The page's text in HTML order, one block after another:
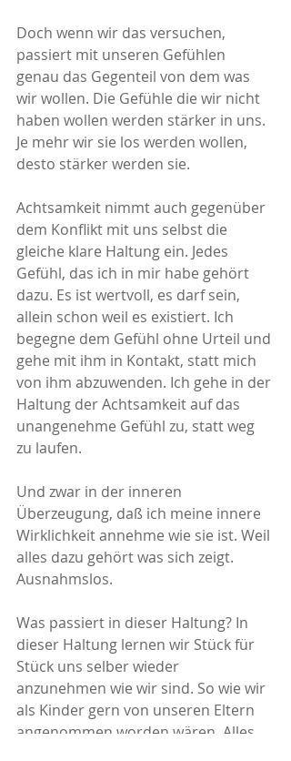
Doch wenn wir das versuchen,
passiert mit unseren Gefühlen
genau das Gegenteil von dem was
wir wollen. Die Gefühle die wir nicht
haben wollen werden stärker in uns.
Je mehr wir sie los werden wollen,
desto stärker werden sie.
Achtsamkeit nimmt auch gegenüber
dem Konflikt mit uns selbst die
gleiche klare Haltung ein. Jedes
Gefühl, das ich in mir habe gehört
dazu. Es ist wertvoll, es darf sein,
allein schon weil es existiert. Ich
begegne dem Gefühl ohne Urteil und
gehe mit ihm in Kontakt, statt mich
von ihm abzuwenden. Ich gehe in der
Haltung der Achtsamkeit auf das
unangenehme Gefühl zu, statt weg
zu laufen.
Und zwar in der inneren
Überzeugung, daß ich meine innere
Wirklichkeit annehme wie sie ist. Weil
alles dazu gehört was sich zeigt.
Ausnahmslos.
Was passiert in dieser Haltung? In
dieser Haltung lernen wir Stück für
Stück uns selber wieder
anzunehmen wie wir sind. So wie wir
als Kinder gern von unseren Eltern
angenommen worden wären. Alles